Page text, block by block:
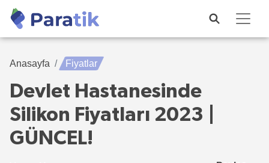
Anasayfa Fiyatlar
Devlet Hastanesinde
Silikon Fiyatları 2023 |
GÜNCEL!